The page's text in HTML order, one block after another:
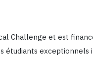
Challenge et est
étudiants exceptionnels